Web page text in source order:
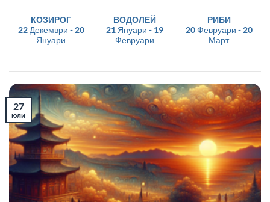
КОЗИРОГ
22 Декември - 20
Януари
ВОДОЛЕЙ
21 Януари - 19
Февруари
РИБИ
20 Февруари - 20
Март
27
юли